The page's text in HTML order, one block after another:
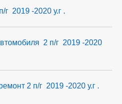
г 2019 -2020 у.г .
2 п/г 2019 -2020
2 п/г 2019 -2020 у.г .